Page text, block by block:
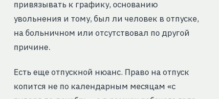
привязывать к графику, основанию
увольнения и тому, был ли человек в отпуске,
на больничном или отсутствовал по другой
причине.
Есть еще отпускной нюанс. Право на отпуск
копится не по календарным месяцам «с